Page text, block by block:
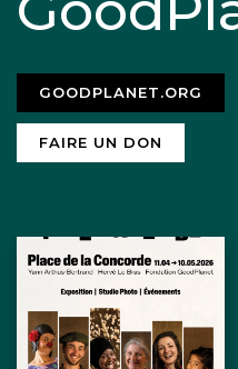
GOODPLANET.ORG
FAIRE UN DON